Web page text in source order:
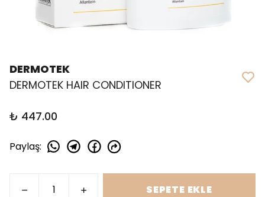
DERMOTEK
DERMOTEK HAIR CONDITIONER
₺ 447.00
Paylaş:
SEPETE EKLE